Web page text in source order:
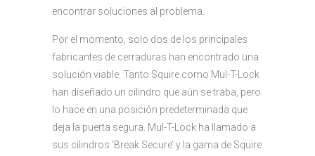
encontrar soluciones al problema.
Por el momento, solo dos de los principales
fabricantes de cerraduras han encontrado una
solución viable. Tanto Squire como Mul-T-Lock
han diseñado un cilindro que aún se traba, pero
lo hace en una posición predeterminada que
deja la puerta segura. Mul-T-Lock ha llamado a
sus cilindros ‘Break Secure’ y la gama de Squire